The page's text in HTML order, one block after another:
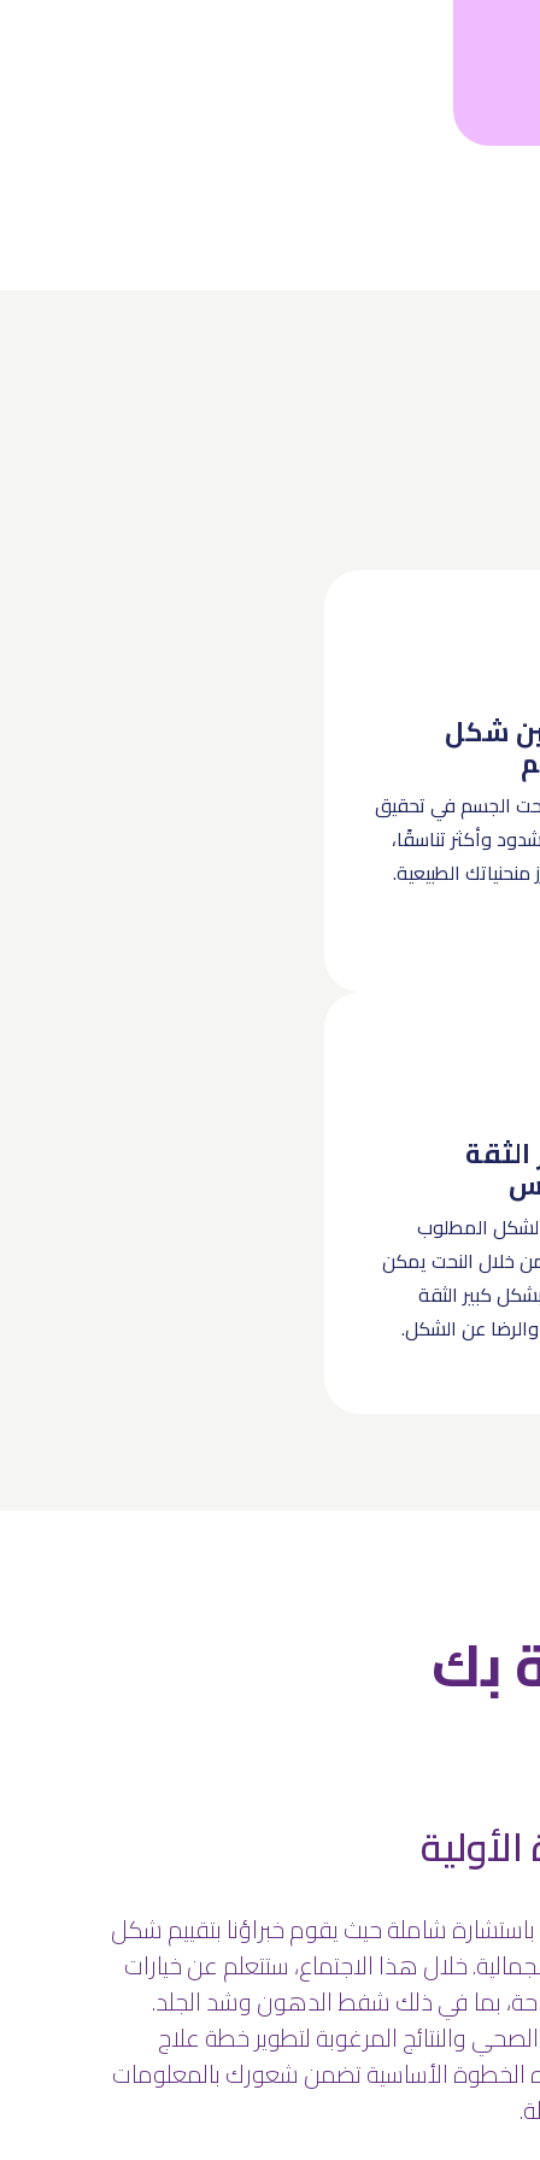
شكل
الجسم في تحقيق
وأكثر تناسقًا،
الطبيعية.
المطلوب
خلال النحت يمكن
كبير الثقة
عن الشكل.
بك
شاملة حيث يقوم خبراؤنا بتقييم شكل
خلال هذا الاجتماع، ستتعلم عن خيارات
بما في ذلك شفط الدهون وشد الجلد.
والنتائج المرغوبة لتطوير خطة علاج
الخطوة الأساسية تضمن شعورك بالمعلومات